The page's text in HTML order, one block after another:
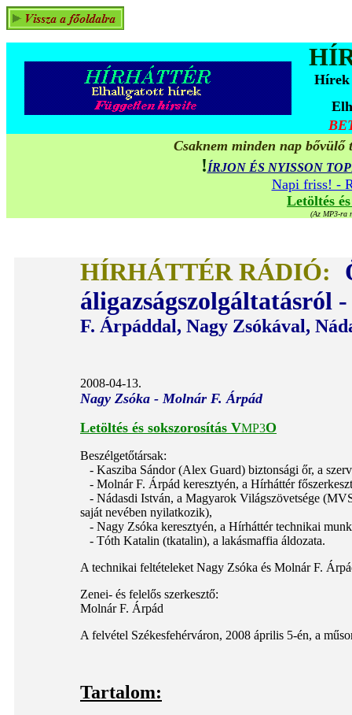
Hírek
Csaknem minden nap
!ÍRJON ÉS NYISSON
Napi friss! -
Letöltés
(Az MP3-ra
HÍRHÁTTÉR RÁDIÓ:
áligazságszolgáltatásról
F. Árpáddal, Nagy Zsókával,
2008-04-13.
Nagy Zsóka - Molnár F. Árpád
Letöltés és sokszorosítás VMP3O
Beszélgetőtársak:
- Kasziba Sándor (Alex Guard) biztonsági őr, a
- Molnár F. Árpád keresztyén, a Hírháttér
- Nádasdi István, a Magyarok Világszövetsége
saját nevében nyilatkozik),
- Nagy Zsóka keresztyén, a Hírháttér technikai
- Tóth Katalin (tkatalin), a lakásmaffia áldozata.
A technikai feltételeket Nagy Zsóka és Molnár F.
Zenei- és felelős szerkesztő:
Molnár F. Árpád
A felvétel Székesfehérváron, 2008 április 5-én, a
Tartalom: